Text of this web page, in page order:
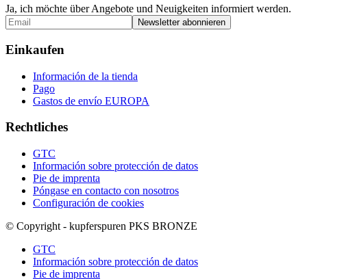
Ja, ich möchte über Angebote und Neuigkeiten informiert werden.
Einkaufen
Información de la tienda
Pago
Gastos de envío EUROPA
Rechtliches
GTC
Información sobre protección de datos
Pie de imprenta
Póngase en contacto con nosotros
Configuración de cookies
© Copyright - kupferspuren PKS BRONZE
GTC
Información sobre protección de datos
Pie de imprenta